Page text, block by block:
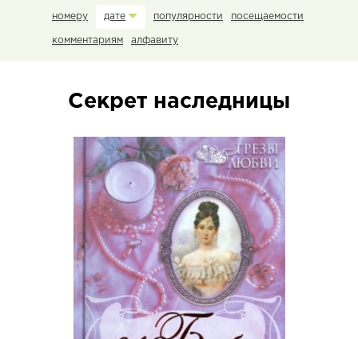
номеру дате популярности посещаемости
комментариям алфавиту
Секрет наследницы